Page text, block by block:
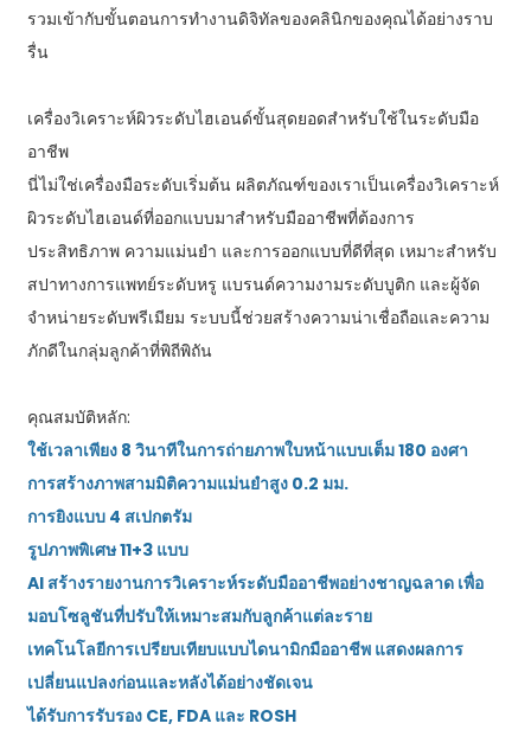
รวมเข้ากับขั้นตอนการทำงานดิจิทัลของคลินิกของคุณได้อย่างราบ
รื่น
เครื่องวิเคราะห์ผิวระดับไฮเอนด์ขั้นสุดยอดสำหรับใช้ในระดับมือ
อาชีพ
นี่ไม่ใช่เครื่องมือระดับเริ่มต้น ผลิตภัณฑ์ของเราเป็นเครื่องวิเคราะห์
ผิวระดับไฮเอนด์ที่ออกแบบมาสำหรับมืออาชีพที่ต้องการ
ประสิทธิภาพ ความแม่นยำ และการออกแบบที่ดีที่สุด เหมาะสำหรับ
สปาทางการแพทย์ระดับหรู แบรนด์ความงามระดับบูติก และผู้จัด
จำหน่ายระดับพรีเมียม ระบบนี้ช่วยสร้างความน่าเชื่อถือและความ
ภักดีในกลุ่มลูกค้าที่พิถีพิถัน
คุณสมบัติหลัก:
ใช้เวลาเพียง 8 วินาทีในการถ่ายภาพใบหน้าแบบเต็ม 180 องศา
การสร้างภาพสามมิติความแม่นยำสูง 0.2 มม.
การยิงแบบ 4 สเปกตรัม
รูปภาพพิเศษ 11+3 แบบ
AI สร้างรายงานการวิเคราะห์ระดับมืออาชีพอย่างชาญฉลาด เพื่อ
มอบโซลูชันที่ปรับให้เหมาะสมกับลูกค้าแต่ละราย
เทคโนโลยีการเปรียบเทียบแบบไดนามิกมืออาชีพ แสดงผลการ
เปลี่ยนแปลงก่อนและหลังได้อย่างชัดเจน
ได้รับการรับรอง CE, FDA และ ROSH